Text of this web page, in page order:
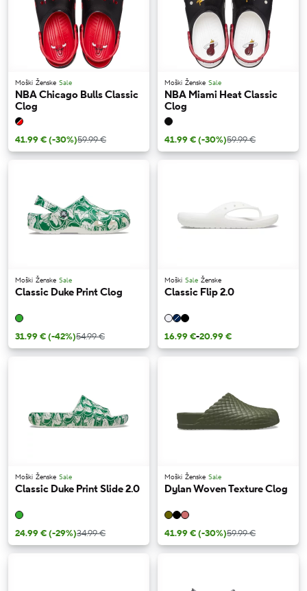
Moški Ženske Sale
NBA Chicago Bulls Classic
Clog
41.99 €(-30%)59.99 €
Moški Ženske Sale
NBA Miami Heat Classic
Clog
41.99 €(-30%)59.99 €
Moški Ženske Sale
Classic Duke Print Clog
31.99 €(-42%)54.99 €
Moški Sale Ženske
Classic Flip 2.0
16.99 €-20.99 €
Moški Ženske Sale
Classic Duke Print Slide 2.0
24.99 €(-29%)34.99 €
Moški Ženske Sale
Dylan Woven Texture Clog
41.99 €(-30%)59.99 €